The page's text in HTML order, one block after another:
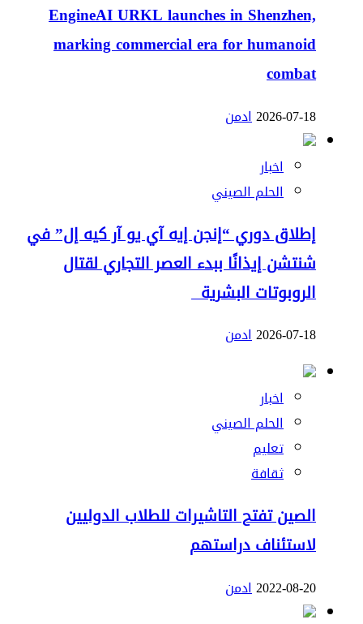
EngineAI URKL launches in Shenzhen,
marking commercial era for humanoid
combat
2026-07-18ادمن
اخبار
الحلم الصيني
إطلاق دوري “إنجن إيه آي يو آر كيه إل” في
شنتشن إيذانًا ببدء العصر التجاري لقتال
الروبوتات البشرية
2026-07-18ادمن
اخبار
الحلم الصيني
تعليم
ثقافة
الصين تفتح التاشيرات للطلاب الدوليين
لاستئناف دراستهم
2022-08-20ادمن